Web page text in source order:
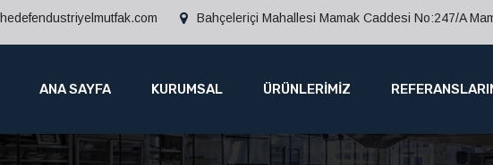
Bahçeleriçi Mahallesi Mamak Caddesi No:247/A
ANA SAYFA KURUMSAL ÜRÜNLERİMİZ